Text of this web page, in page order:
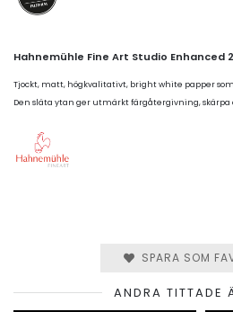
Hahnemühle Fine Art Studio Enhanced
Tjockt, matt, högkvalitativt, bright white papper
Den släta ytan ger utmärkt färgåtergivning, skärpa
SPARA SOM
ANDRA TITTADE